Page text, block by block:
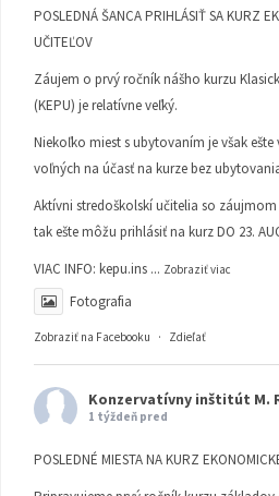
POSLEDNÁ ŠANCA PRIHLÁSIŤ SA KURZ
UČITEĽOV
Záujem o prvý ročník nášho kurzu
(KEPU) je relatívne veľký.
Niekoľko miest s ubytovaním je však
voľných na účasť na kurze bez
Aktívni stredoškolskí učitelia so
tak ešte môžu prihlásiť na kurz DO 23.
VIAC INFO: kepu.ins ... Zobraziť viac
Fotografia
Zobraziť na Facebooku · Zdieľať
Konzervatívny inštitút M.
1 týždeň pred
POSLEDNÉ MIESTA NA KURZ